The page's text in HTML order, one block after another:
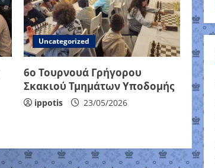
Uncategorized
6ο Τουρνουά Γρήγορου
Σκακιού Τμημάτων Υποδομής
ippotis 23/05/2026